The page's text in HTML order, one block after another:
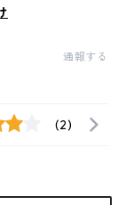
通報する
(2)